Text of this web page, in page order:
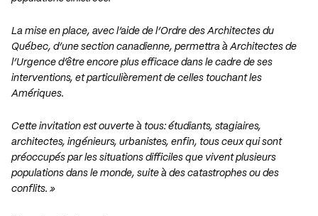
La mise en place, avec l’aide de l’Ordre des Architectes du
Québec, d’une section canadienne, permettra à Architectes de
l’Urgence d’être encore plus efficace dans le cadre de ses
interventions, et particulièrement de celles touchant les
Amériques.
Cette invitation est ouverte à tous: étudiants, stagiaires,
architectes, ingénieurs, urbanistes, enfin, tous ceux qui sont
préoccupés par les situations difficiles que vivent plusieurs
populations dans le monde, suite à des catastrophes ou des
conflits. »